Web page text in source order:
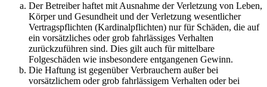
Der Betreiber haftet mit Ausnahme der Verletzung von Leben,
Körper und Gesundheit und der Verletzung wesentlicher
Vertragspflichten (Kardinalpflichten) nur für Schäden, die auf
ein vorsätzliches oder grob fahrlässiges Verhalten
zurückzuführen sind. Dies gilt auch für mittelbare
Folgeschäden wie insbesondere entgangenen Gewinn.
Die Haftung ist gegenüber Verbrauchern außer bei
vorsätzlichem oder grob fahrlässigem Verhalten oder bei